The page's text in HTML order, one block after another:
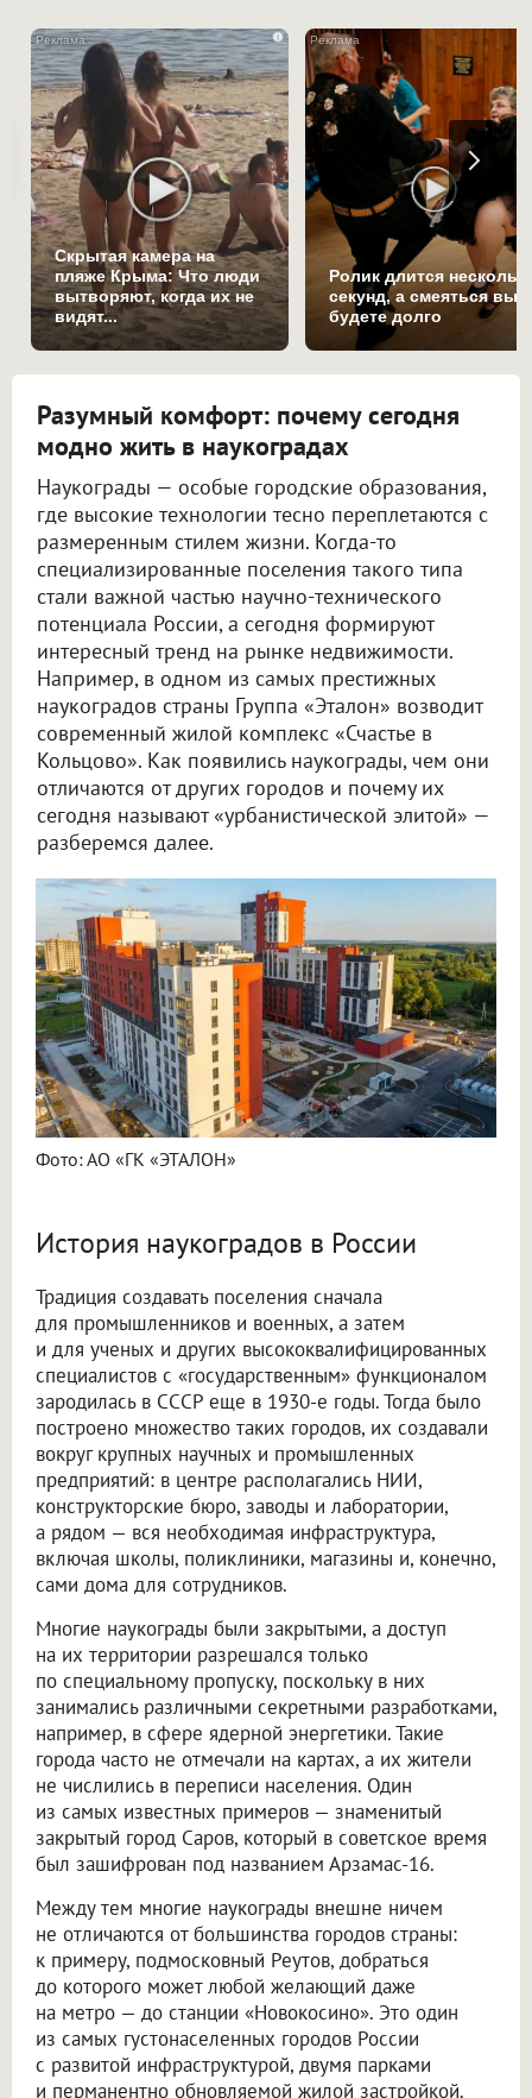
i
Скрытая камера на
пляже Крыма: Что люди
вытворяют, когда их не
видят...
Ролик длится
секунд, а смеяться вы
будете долго
Разумный комфорт: почему сегодня
модно жить в наукоградах
Наукограды — особые городские образования,
где высокие технологии тесно переплетаются с
размеренным стилем жизни. Когда-то
специализированные поселения такого типа
стали важной частью научно-технического
потенциала России, а сегодня формируют
интересный тренд на рынке недвижимости.
Например, в одном из самых престижных
наукоградов страны Группа «Эталон» возводит
современный жилой комплекс «Счастье в
Кольцово». Как появились наукограды, чем они
отличаются от других городов и почему их
сегодня называют «урбанистической элитой» —
разберемся далее.
Фото: АО «ГК «ЭТАЛОН»
История наукоградов в России
Традиция создавать поселения сначала
для промышленников и военных, а затем
и для ученых и других высококвалифицированных
специалистов с «государственным» функционалом
зародилась в СССР еще в 1930-е годы. Тогда было
построено множество таких городов, их создавали
вокруг крупных научных и промышленных
предприятий: в центре располагались НИИ,
конструкторские бюро, заводы и лаборатории,
а рядом — вся необходимая инфраструктура,
включая школы, поликлиники, магазины и, конечно,
сами дома для сотрудников.
Многие наукограды были закрытыми, а доступ
на их территории разрешался только
по специальному пропуску, поскольку в них
занимались различными секретными разработками,
например, в сфере ядерной энергетики. Такие
города часто не отмечали на картах, а их жители
не числились в переписи населения. Один
из самых известных примеров — знаменитый
закрытый город Саров, который в советское время
был зашифрован под названием Арзамас-16.
Между тем многие наукограды внешне ничем
не отличаются от большинства городов страны:
к примеру, подмосковный Реутов, добраться
до которого может любой желающий даже
на метро — до станции «Новокосино». Это один
из самых густонаселенных городов России
с развитой инфраструктурой, двумя парками
и перманентно обновляемой жилой застройкой.